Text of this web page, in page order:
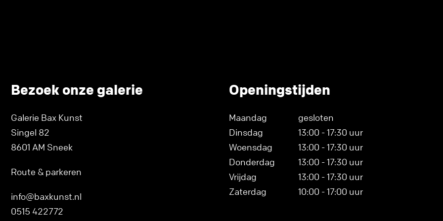
Bezoek onze galerie
Galerie Bax Kunst
Singel 82
8601 AM Sneek
Route & parkeren
info@baxkunst.nl
0515 422772
Openingstijden
Maandag
gesloten
Dinsdag
13:00 - 17:30 uur
Woensdag
13:00 - 17:30 uur
Donderdag
13:00 - 17:30 uur
Vrijdag
13:00 - 17:30 uur
Zaterdag
10:00 - 17:00 uur